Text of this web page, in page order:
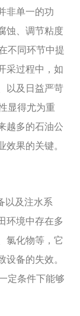
非单一的功
蚀、调节粘度
不同环节中提
采过程中，如
以及日益严苛
显得尤为重
越多的石油公
果的关键。
以及注水系
环境中存在多
氯化物等，它
备的失效。
定条件下能够